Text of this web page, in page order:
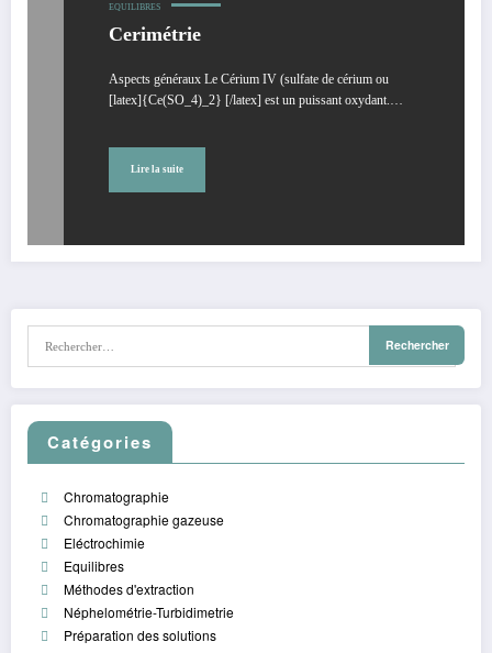
EQUILIBRES
Cerimétrie
Aspects généraux Le Cérium IV (sulfate de cérium ou
[latex]{Ce(SO_4)_2} [/latex] est un puissant oxydant.…
Lire la suite
Catégories
Chromatographie
Chromatographie gazeuse
Eléctrochimie
Equilibres
Méthodes d'extraction
Néphelométrie-Turbidimetrie
Préparation des solutions